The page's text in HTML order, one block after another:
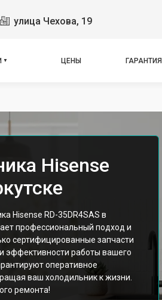
улица Чехова, 19
ЦЕНЫ ГАРАНТИЯ
Hisense
Hisense RD-35DR4SAS в
профессиональный подход и
сертифицированные запчасти
эффективности работы вашего
оперативное
ваш холодильник к жизни.
ремонта!